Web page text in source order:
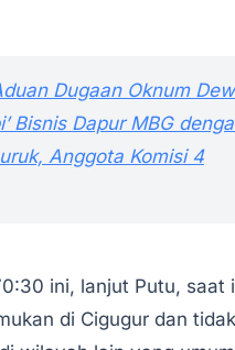
Dugaan Oknum
Bisnis Dapur MBG
Anggota Komisi 4
ini, lanjut Putu, saat
di Cigugur dan tidak